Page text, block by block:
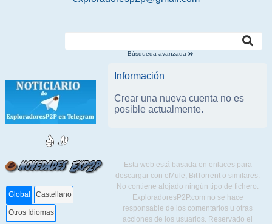
Búsqueda avanzada
Global Castellano
Otros Idiomas
Información
Crear una nueva cuenta no es
posible actualmente.
Esta web está basada en enlaces para
descargar con eMule, BitTorrent o similares.
No contiene alojado ningún tipo de fichero.
ExploradoresP2P.com no se hace
responsable de los comentarios u otras
acciones de los usuarios. Reservado el